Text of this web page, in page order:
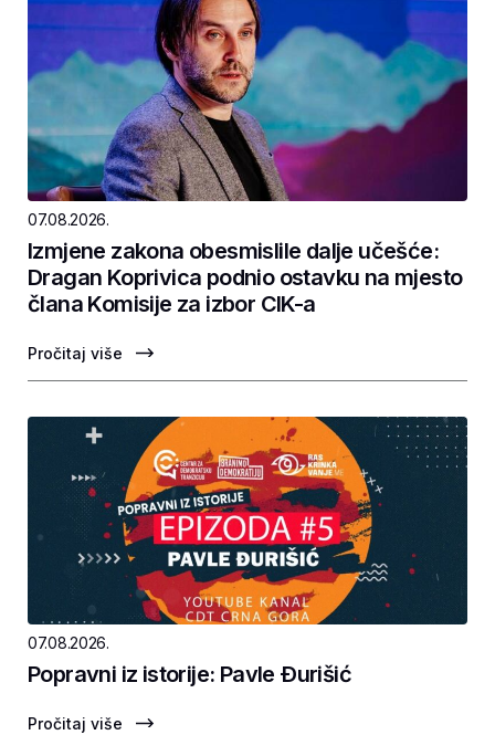
07.08.2026.
Izmjene zakona obesmislile dalje učešće:
Dragan Koprivica podnio ostavku na mjesto
člana Komisije za izbor CIK-a
Pročitaj više
07.08.2026.
Popravni iz istorije: Pavle Ðurišić
Pročitaj više